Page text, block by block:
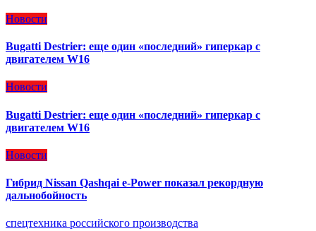
Новости
Bugatti Destrier: еще один «последний» гиперкар с
двигателем W16
Новости
Bugatti Destrier: еще один «последний» гиперкар с
двигателем W16
Новости
Гибрид Nissan Qashqai e-Power показал рекордную
дальнобойность
спецтехника российского производства